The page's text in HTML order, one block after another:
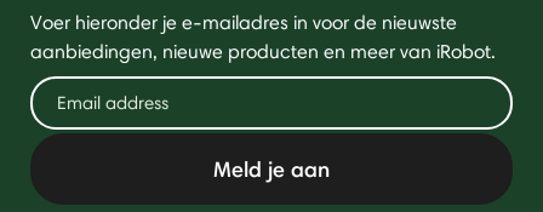
Voer hieronder je e-mailadres in voor de nieuwste
aanbiedingen, nieuwe producten en meer van iRobot.
Meld je aan